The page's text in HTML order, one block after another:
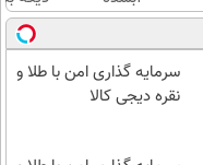
حتی با
۱۰۰هزارتومان
طلا با
بی‌بهره
سرمایه گذاری امن با طلا و
نقره دیجی کالا